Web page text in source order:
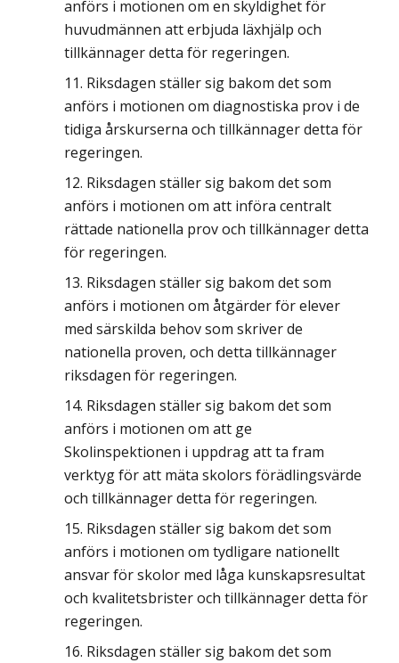
anförs i motionen om en skyldighet för
huvudmännen att erbjuda läxhjälp och
tillkännager detta för regeringen.
Riksdagen ställer sig bakom det som
anförs i motionen om diagnostiska prov i de
tidiga årskurserna och tillkännager detta för
regeringen.
Riksdagen ställer sig bakom det som
anförs i motionen om att införa centralt
rättade nationella prov och tillkännager detta
för regeringen.
Riksdagen ställer sig bakom det som
anförs i motionen om åtgärder för elever
med särskilda behov som skriver de
nationella proven, och detta tillkännager
riksdagen för regeringen.
Riksdagen ställer sig bakom det som
anförs i motionen om att ge
Skolinspektionen i uppdrag att ta fram
verktyg för att mäta skolors förädlingsvärde
och tillkännager detta för regeringen.
Riksdagen ställer sig bakom det som
anförs i motionen om tydligare nationellt
ansvar för skolor med låga kunskapsresultat
och kvalitetsbrister och tillkännager detta för
regeringen.
Riksdagen ställer sig bakom det som